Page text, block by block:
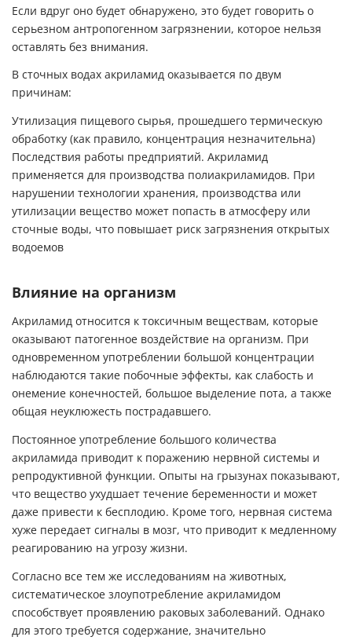
Если вдруг оно будет обнаружено, это будет говорить о
серьезном антропогенном загрязнении, которое нельзя
оставлять без внимания.
В сточных водах акриламид оказывается по двум
причинам:
Утилизация пищевого сырья, прошедшего термическую
обработку (как правило, концентрация незначительна)
Последствия работы предприятий. Акриламид
применяется для производства полиакриламидов. При
нарушении технологии хранения, производства или
утилизации вещество может попасть в атмосферу или
сточные воды, что повышает риск загрязнения открытых
водоемов
Влияние на организм
Акриламид относится к токсичным веществам, которые
оказывают патогенное воздействие на организм. При
одновременном употреблении большой концентрации
наблюдаются такие побочные эффекты, как слабость и
онемение конечностей, большое выделение пота, а также
общая неуклюжесть пострадавшего.
Постоянное употребление большого количества
акриламида приводит к поражению нервной системы и
репродуктивной функции. Опыты на грызунах показывают,
что вещество ухудшает течение беременности и может
даже привести к бесплодию. Кроме того, нервная система
хуже передает сигналы в мозг, что приводит к медленному
реагированию на угрозу жизни.
Согласно все тем же исследованиям на животных,
систематическое злоупотребление акриламидом
способствует проявлению раковых заболеваний. Однако
для этого требуется содержание, значительно